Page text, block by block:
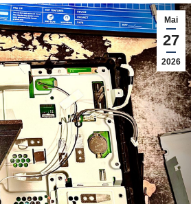
Mai
27
2026